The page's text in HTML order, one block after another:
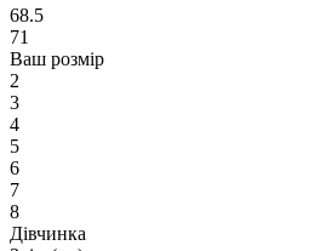
68.5
71
Ваш розмір
2
3
4
5
6
7
8
Дівчинка